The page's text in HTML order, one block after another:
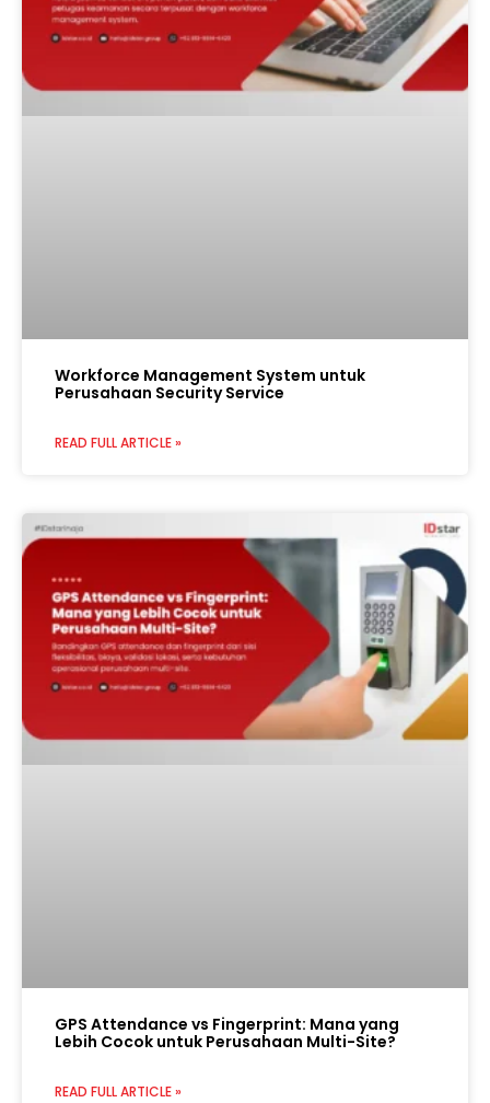
Workforce Management System untuk
Perusahaan Security Service
READ FULL ARTICLE »
GPS Attendance vs Fingerprint: Mana yang
Lebih Cocok untuk Perusahaan Multi-Site?
READ FULL ARTICLE »